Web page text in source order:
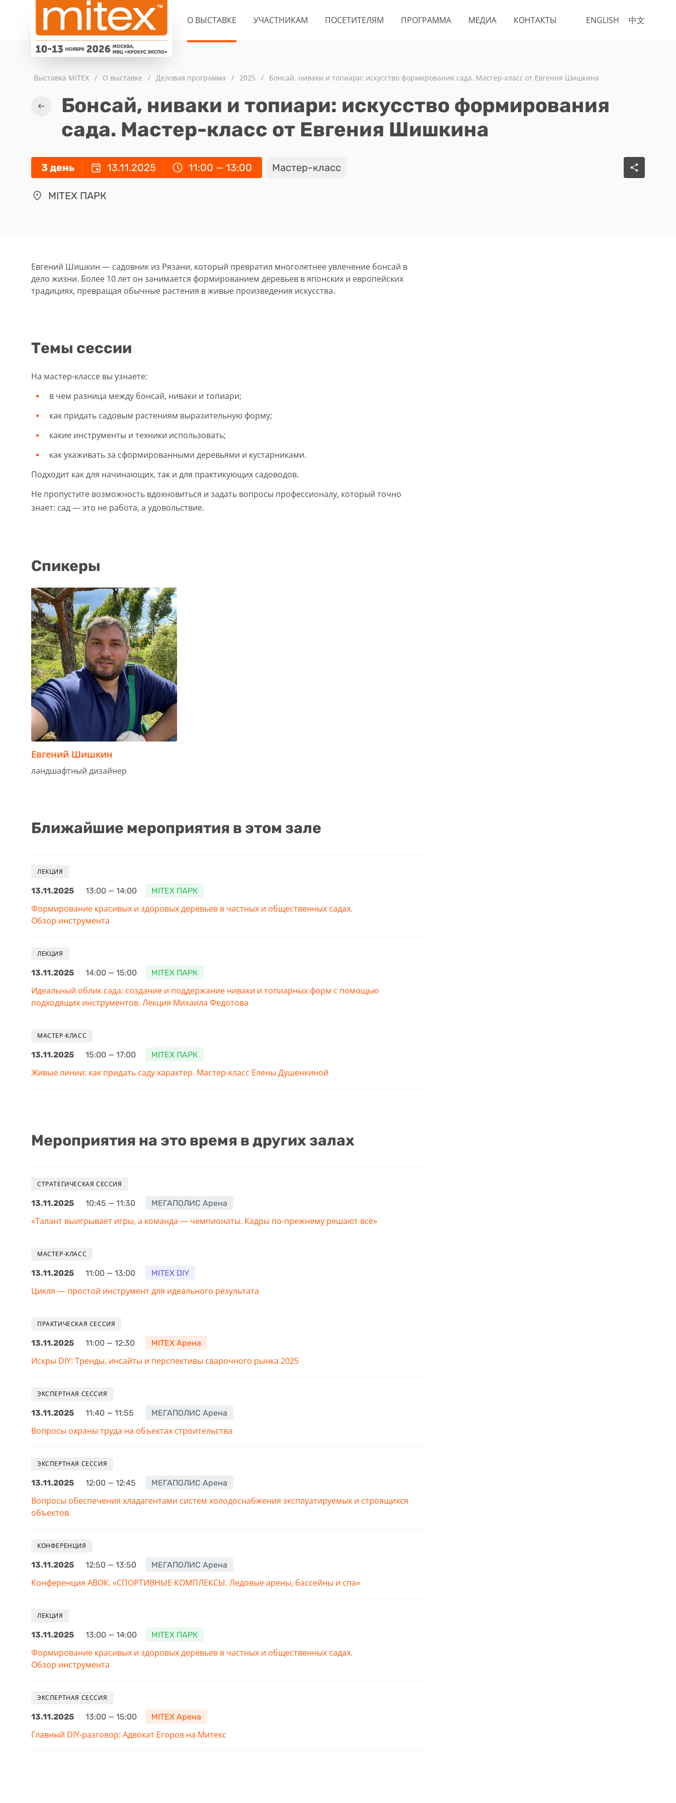
ENGLISH 中文
О ВЫСТАВКЕ УЧАСТНИКАМ ПОСЕТИТЕЛЯМ ПРОГРАММА МЕДИА КОНТАКТЫ
Выставка MITEX / О выставке / Деловая программа / 2025 / Бонсай, ниваки и топиари: искусство формирования сада. Мастер-класс от Евгения Шишкина
Бонсай, ниваки и топиари: искусство формирования
сада. Мастер-класс от Евгения Шишкина
3 день 13.11.2025 11:00 — 13:00 Мастер-класс
MITEX ПАРК
Евгений Шишкин — садовник из Рязани, который превратил многолетнее увлечение бонсай в
дело жизни. Более 10 лет он занимается формированием деревьев в японских и европейских
традициях, превращая обычные растения в живые произведения искусства.
Темы сессии
На мастер-классе вы узнаете:
в чем разница между бонсай, ниваки и топиари;
как придать садовым растениям выразительную форму;
какие инструменты и техники использовать;
как ухаживать за сформированными деревьями и кустарниками.
Подходит как для начинающих, так и для практикующих садоводов.
Не пропустите возможность вдохновиться и задать вопросы профессионалу, который точно
знает: сад — это не работа, а удовольствие.
Спикеры
Евгений Шишкин
ландшафтный дизайнер
Ближайшие мероприятия в этом зале
ЛЕКЦИЯ
MITEX ПАРК
13.11.2025 13:00 — 14:00
Формирование красивых и здоровых деревьев в частных и общественных садах.
Обзор инструмента
ЛЕКЦИЯ
MITEX ПАРК
13.11.2025 14:00 — 15:00
Идеальный облик сада: создание и поддержание ниваки и топиарных форм с помощью
подходящих инструментов. Лекция Михаила Федотова
МАСТЕР-КЛАСС
MITEX ПАРК
13.11.2025 15:00 — 17:00
Живые линии: как придать саду характер. Мастер-класс Елены Душенкиной
Мероприятия на это время в других залах
СТРАТЕГИЧЕСКАЯ СЕССИЯ
МЕГАПОЛИС Арена
13.11.2025 10:45 — 11:30
«Талант выигрывает игры, а команда — чемпионаты. Кадры по-прежнему решают всё»
МАСТЕР-КЛАСС
MITEX DIY
13.11.2025 11:00 — 13:00
Цикля — простой инструмент для идеального результата
ПРАКТИЧЕСКАЯ СЕССИЯ
MITEX Арена
13.11.2025 11:00 — 12:30
Искры DIY: Тренды, инсайты и перспективы сварочного рынка 2025
ЭКСПЕРТНАЯ СЕССИЯ
МЕГАПОЛИС Арена
13.11.2025 11:40 — 11:55
Вопросы охраны труда на объектах строительства
ЭКСПЕРТНАЯ СЕССИЯ
МЕГАПОЛИС Арена
13.11.2025 12:00 — 12:45
Вопросы обеспечения хладагентами систем холодоснабжения эксплуатируемых и строящихся
объектов.
КОНФЕРЕНЦИЯ
МЕГАПОЛИС Арена
13.11.2025 12:50 — 13:50
Конференция АВОК: «СПОРТИВНЫЕ КОМПЛЕКСЫ. Ледовые арены, бассейны и спа»
ЛЕКЦИЯ
MITEX ПАРК
13.11.2025 13:00 — 14:00
Формирование красивых и здоровых деревьев в частных и общественных садах.
Обзор инструмента
ЭКСПЕРТНАЯ СЕССИЯ
MITEX Арена
13.11.2025 13:00 — 15:00
Главный DIY-разговор: Адвокат Егоров на Митекс